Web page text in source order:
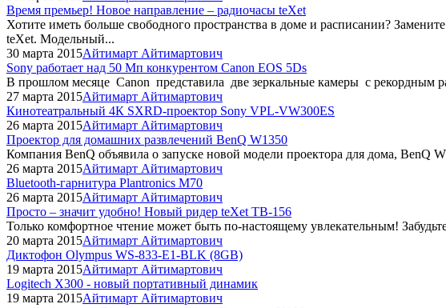
Время премьер! Новое направление – радиочасы teXet
Хотите иметь больше свободного пространства в доме и расписании?
teXet. Модельный...
30 марта 2015Айтимарт Айтимартович
Sony работает над 50 Мп конкурентом Canon EOS 5Ds
В прошлом месяце Canon представила две зеркальные камеры с рекордным
27 марта 2015Айтимарт Айтимартович
Кинотеатральный 4К SXRD-проектор Sony VPL-VW300ES
26 марта 2015Айтимарт Айтимартович
Проектор для домашних развлечений BenQ W1350
Компания BenQ объявила о запуске новой модели проектора для дома, BenQ
26 марта 2015Айтимарт Айтимартович
Bluetooth-гарнитура Plantronics M70
26 марта 2015Айтимарт Айтимартович
Просто – значит удобно! Новый ридер teXet TB-156
Только комфортное чтение может быть по-настоящему увлекательным!
20 марта 2015Айтимарт Айтимартович
Диктофон Olympus WS-833-E1-BLK (8GB)
19 марта 2015Айтимарт Айтимартович
Logitech X300 - новый портативный динамик
19 марта 2015Айтимарт Айтимартович